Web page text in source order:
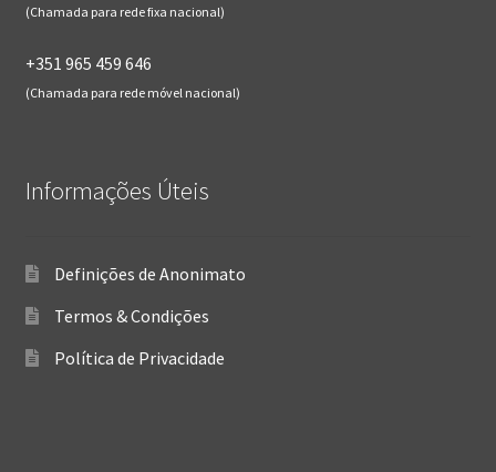
(Chamada para rede fixa nacional)
+351 965 459 646
(Chamada para rede móvel nacional)
Informações Úteis
Definições de Anonimato
Termos & Condições
Política de Privacidade